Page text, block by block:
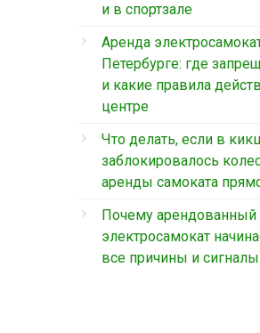
и в спортзале
Аренда
Петербурге: где
и какие правила
центре
Что делать, если в
заблокировалось
аренды самоката
Почему арендованный
электросамокат
все причины и